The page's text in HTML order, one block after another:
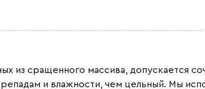
из сращенного массива, допускается
и влажности, чем цельный. Мы